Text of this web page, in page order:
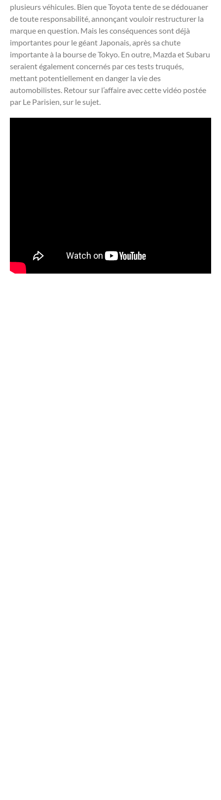
plusieurs véhicules. Bien que Toyota tente de se dédouaner
de toute responsabilité, annonçant vouloir restructurer la
marque en question. Mais les conséquences sont déjà
importantes pour le géant Japonais, après sa chute
importante à la bourse de Tokyo. En outre, Mazda et Subaru
seraient également concernés par ces tests truqués,
mettant potentiellement en danger la vie des
automobilistes. Retour sur l’affaire avec cette vidéo postée
par Le Parisien, sur le sujet.